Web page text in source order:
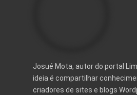
Josué Mota, autor do portal
ideia é compartilhar
criadores de sites e blogs